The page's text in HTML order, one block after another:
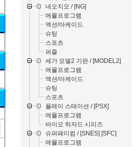
네오지오 / [NG]
에뮬프로그램
액션/아케이드
슈팅
스포츠
퍼즐
세가 모델2 기판 / [MODEL2]
에뮬프로그램
액션/아케이드
슈팅
스포츠
플레이 스테이션 / [PSX]
에뮬프로그램
바이오 하자드 시리즈
슈퍼패미컴 / [SNES] [SFC]
에뮬프로그램